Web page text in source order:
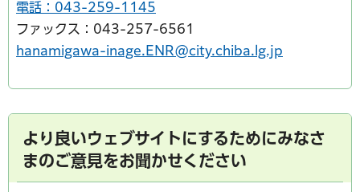
電話：043-259-1145
ファックス：043-257-6561
hanamigawa-inage.ENR@city.chiba.lg.jp
より良いウェブサイトにするためにみなさ
まのご意見をお聞かせください